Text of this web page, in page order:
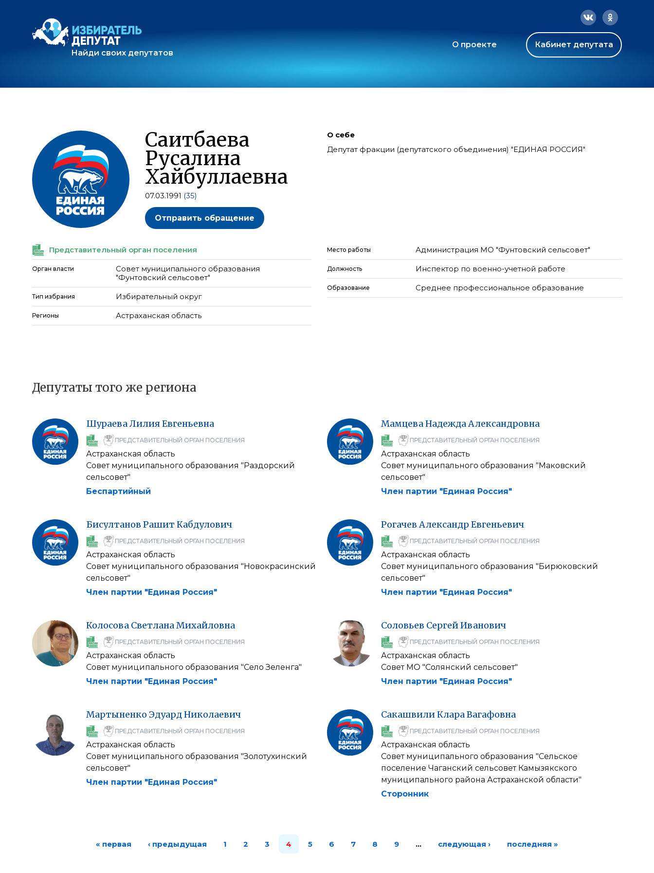
Найди своих депутатов
О проекте Кабинет депутата
Саитбаева
Русалина
Хайбуллаевна
07.03.1991 (35)
Отправить обращение
О себе
Депутат фракции (депутатского объединения) "ЕДИНАЯ РОССИЯ"
Представительный орган поселения
Орган власти
Совет муниципального образования
"Фунтовский сельсовет"
Тип избрания Избирательный округ
Регионы Астраханская область
Место работы Администрация МО "Фунтовский сельсовет"
Должность Инспектор по военно-учетной работе
Образование Среднее профессиональное образование
Депутаты того же региона
ШураеваЛилияЕвгеньевна
ПРЕДСТАВИТЕЛЬНЫЙ ОРГАН ПОСЕЛЕНИЯ
Астраханская область
Совет муниципального образования "Раздорский
сельсовет"
Беспартийный
МамцеваНадеждаАлександровна
ПРЕДСТАВИТЕЛЬНЫЙ ОРГАН ПОСЕЛЕНИЯ
Астраханская область
Совет муниципального образования "Маковский
сельсовет"
Член партии "Единая Россия"
Бисултанов Рашит Кабдулович
ПРЕДСТАВИТЕЛЬНЫЙ ОРГАН ПОСЕЛЕНИЯ
Астраханская область
Совет муниципального образования "Новокрасинский
сельсовет"
Член партии "Единая Россия"
Рогачев Александр Евгеньевич
ПРЕДСТАВИТЕЛЬНЫЙ ОРГАН ПОСЕЛЕНИЯ
Астраханская область
Совет муниципального образования "Бирюковский
сельсовет"
Член партии "Единая Россия"
Колосова СветланаМихайловна
ПРЕДСТАВИТЕЛЬНЫЙ ОРГАН ПОСЕЛЕНИЯ
Астраханская область
Совет муниципального образования "Село Зеленга"
Член партии "Единая Россия"
Соловьев СергейИванович
ПРЕДСТАВИТЕЛЬНЫЙ ОРГАН ПОСЕЛЕНИЯ
Астраханская область
Совет МО "Солянский сельсовет"
Член партии "Единая Россия"
Мартыненко ЭдуардНиколаевич
ПРЕДСТАВИТЕЛЬНЫЙ ОРГАН ПОСЕЛЕНИЯ
Астраханская область
Совет муниципального образования "Золотухинский
сельсовет"
Член партии "Единая Россия"
Сакашвили КлараВагафовна
ПРЕДСТАВИТЕЛЬНЫЙ ОРГАН ПОСЕЛЕНИЯ
Астраханская область
Совет муниципального образования "Сельское
поселение Чаганский сельсовет Камызякского
муниципального района Астраханской области"
Сторонник
« первая ‹ предыдущая 1 2 3 4 5 6 7 8 9 … следующая › последняя »